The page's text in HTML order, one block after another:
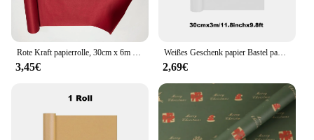
3,45€
Weißes Geschenk papier Bastel papier Kraft papierrolle Bulletin Board Papierrolle, Kinder Kunst bedarf, Halloween Dekor, DIY Weihnachten
2,69€